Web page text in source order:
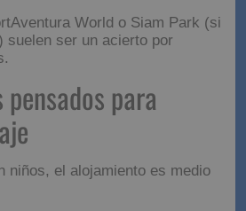
horarios algo más amplios,
ser un acierto por
pensados
el viaje